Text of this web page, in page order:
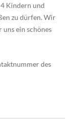
Kindern und
zu dürfen. Wir
ein schönes
des